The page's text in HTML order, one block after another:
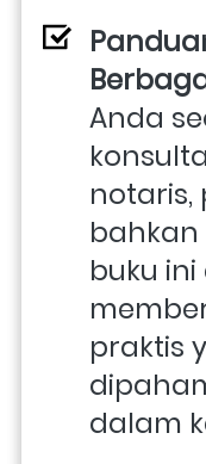
Anda
notaris,
bahkan
buku
praktis
dalam